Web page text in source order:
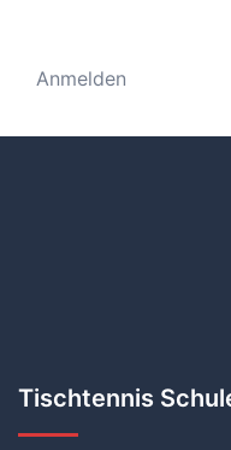
Anmelden
Tischtennis